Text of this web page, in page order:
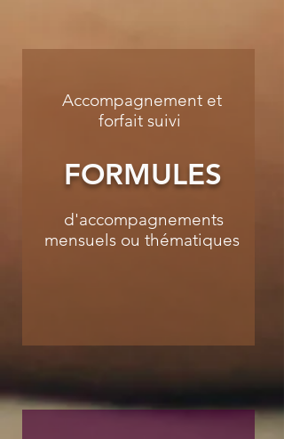
Accompagnement et
forfait suivi
FORMULES
d'accompagnements
mensuels ou thématiques